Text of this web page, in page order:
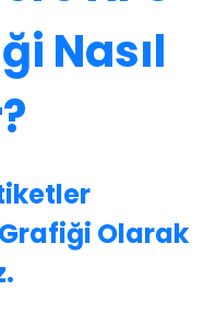
Nasıl
Grafiği Olarak